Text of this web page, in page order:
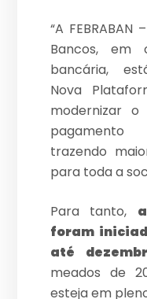
“A
Bancos, em
bancária,
Nova
modernizar
pagamento
trazendo
para toda a
Para tanto,
foram
até
meados de
esteja em